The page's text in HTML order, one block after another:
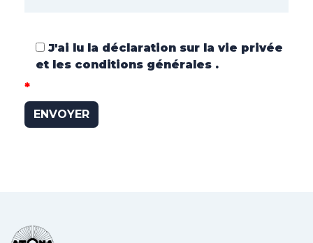
J'ai lu la déclaration sur la vie privée
et les conditions générales .
*